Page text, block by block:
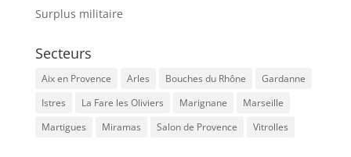
Surplus militaire
Secteurs
Aix en Provence Arles Bouches du Rhône
Gardanne
Istres
La Fare les Oliviers Marignane
Marseille
Martigues
Miramas Salon de Provence Vitrolles